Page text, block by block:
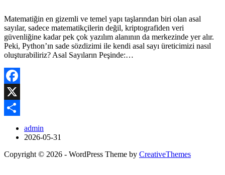
Matematiğin en gizemli ve temel yapı taşlarından biri olan asal
sayılar, sadece matematikçilerin değil, kriptografiden veri
güvenliğine kadar pek çok yazılım alanının da merkezinde yer alır.
Peki, Python’ın sade sözdizimi ile kendi asal sayı üreticimizi nasıl
oluşturabiliriz? Asal Sayıların Peşinde:…
Facebook
X
admin
2026-05-31
Copyright © 2026 - WordPress Theme by CreativeThemes